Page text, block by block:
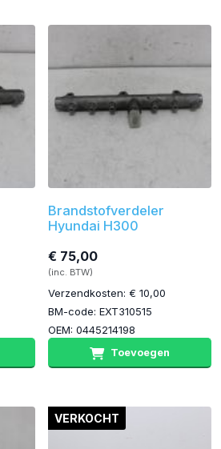
Brandstofverdeler
Hyundai H300
€ 75,00
(inc. BTW)
Verzendkosten: € 10,00
BM-code: EXT310515
OEM: 0445214198
Toevoegen
VERKOCHT